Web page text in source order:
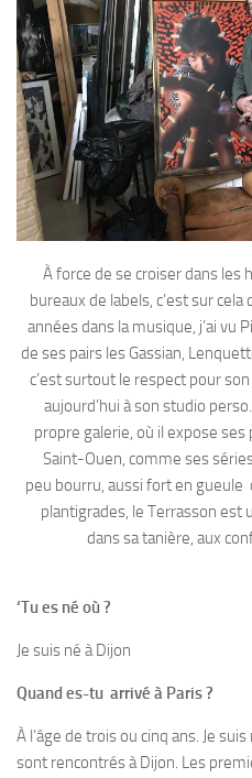
À force de se croiser dans les
bureaux de labels, c’est sur
années dans la musique, j’ai vu
de ses pairs les Gassian,
c’est surtout le respect pour
aujourd’hui à son studio
propre galerie, où il expose
Saint-Ouen, comme ses
peu bourru, aussi fort en gueule
plantigrades, le Terrasson est
dans sa tanière, aux
‘Tu es né où ?
Je suis né à Dijon
Quand es-tu arrivé à Paris ?
À l’âge de trois ou cinq ans. Je
sont rencontrés à Dijon. Les